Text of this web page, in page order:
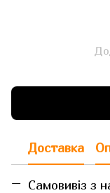
Доставка
Самовивіз з